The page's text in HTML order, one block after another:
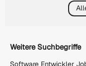
Weitere Suchbegriffe
Software Entwickler